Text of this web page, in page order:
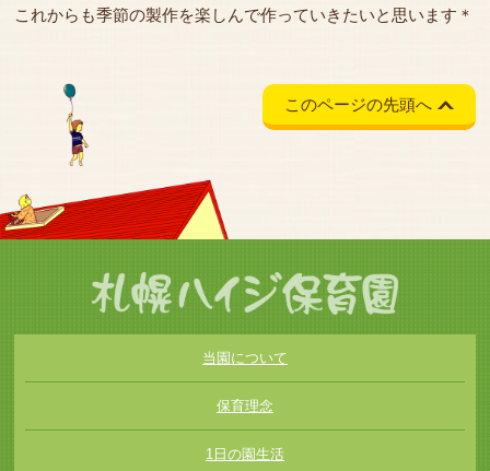
これからも季節の製作を楽しんで作っていきたいと思います＊
このページの先頭へ
当園について
保育理念
1日の園生活